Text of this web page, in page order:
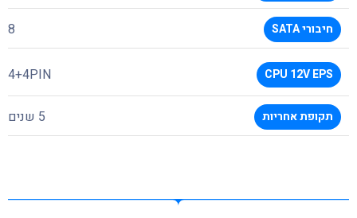
חיבורי SATA 8
CPU 12V EPS
4+4PIN
תקופת אחריות 5 שנים